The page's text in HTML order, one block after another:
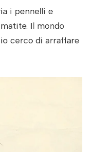
i pennelli e
Il mondo
cerco di arraffare